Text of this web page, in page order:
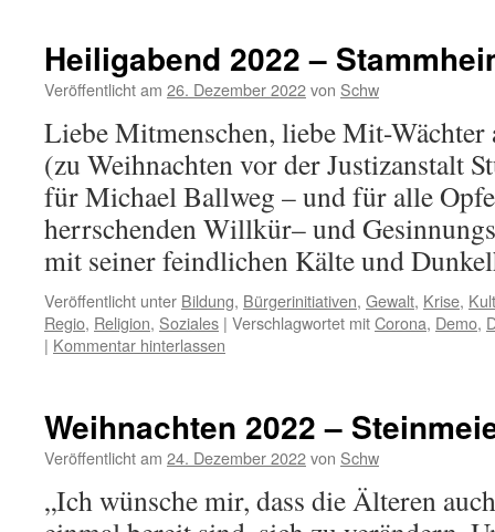
Heiligabend 2022 –
Veröffentlicht am 26. Dezember 2022von Schw
Liebe Mitmenschen, liebe Mit-Wächter
(zu Weihnachten vor der Justizanstalt
für Michael Ballweg – und für alle
herrschenden Willkür– und
mit seiner feindlichen Kälte und
Veröffentlicht unter Bildung, Bürgerinitiativen, Gewalt, Krise,
Regio, Religion, Soziales | Verschlagwortet mitCorona, Demo,
| Kommentar hinterlassen
Weihnachten 2022 –
Veröffentlicht am 24. Dezember 2022von Schw
„Ich wünsche mir, dass die Älteren